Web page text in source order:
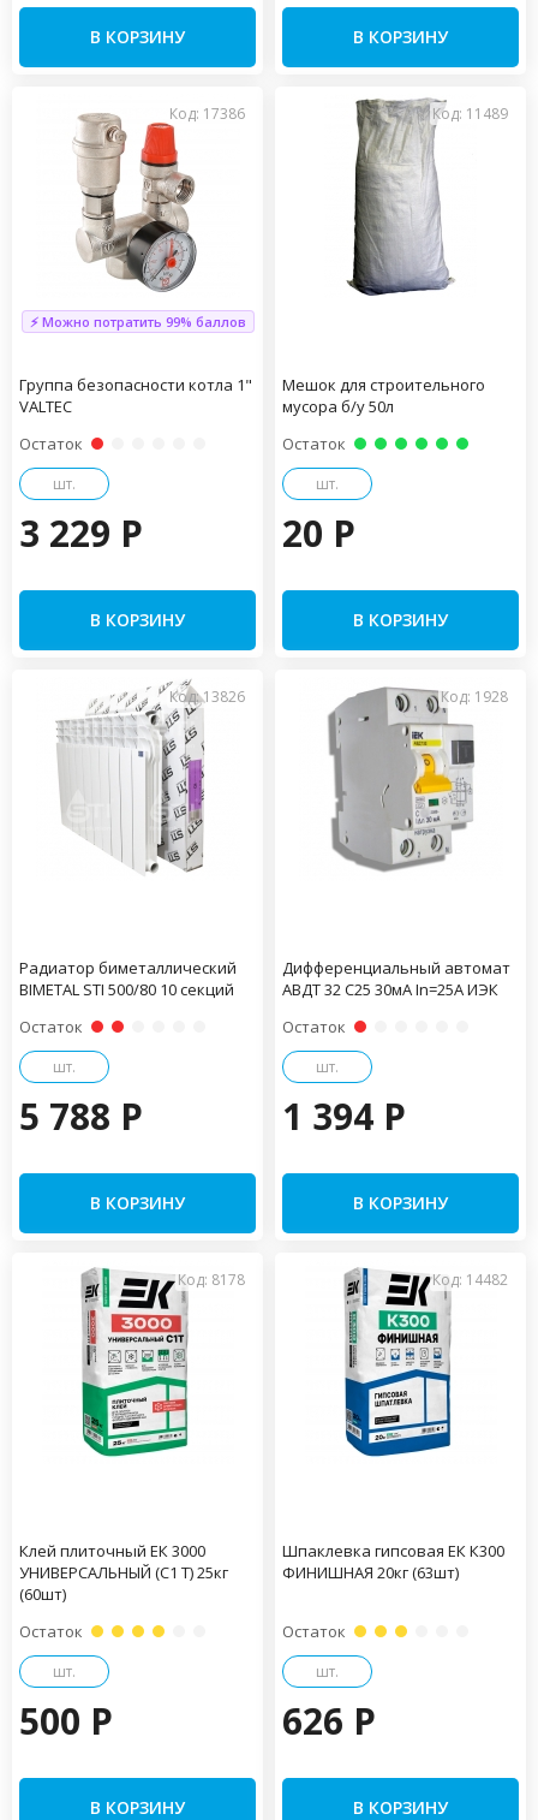
В КОРЗИНУ В КОРЗИНУ
Код: 17386
⚡ Можно потратить 99% баллов
Группа безопасности котла 1"
VALTEC
Остаток
шт.
3 229 P
В КОРЗИНУ
Код: 11489
Мешок для строительного
мусора б/у 50л
Остаток
шт.
20 P
В КОРЗИНУ
Код: 13826
Радиатор биметаллический
BIMETAL STI 500/80 10 секций
Остаток
шт.
5 788 P
В КОРЗИНУ
Код: 1928
Дифференциальный автомат
АВДТ 32 С25 30мА In=25A ИЭК
Остаток
шт.
1 394 P
В КОРЗИНУ
Код: 8178
Клей плиточный ЕК 3000
УНИВЕРСАЛЬНЫЙ (С1 Т) 25кг
(60шт)
Остаток
шт.
500 P
В КОРЗИНУ
Код: 14482
Шпаклевка гипсовая ЕК К300
ФИНИШНАЯ 20кг (63шт)
Остаток
шт.
626 P
В КОРЗИНУ